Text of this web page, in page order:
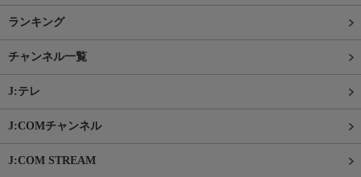
ランキング
チャンネル一覧
J:テレ
J:COMチャンネル
J:COM STREAM